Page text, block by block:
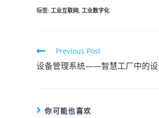
标签: 工业互联网, 工业数字化
Previous Post
设备管理系统——智慧工厂中的设
你可能也喜欢